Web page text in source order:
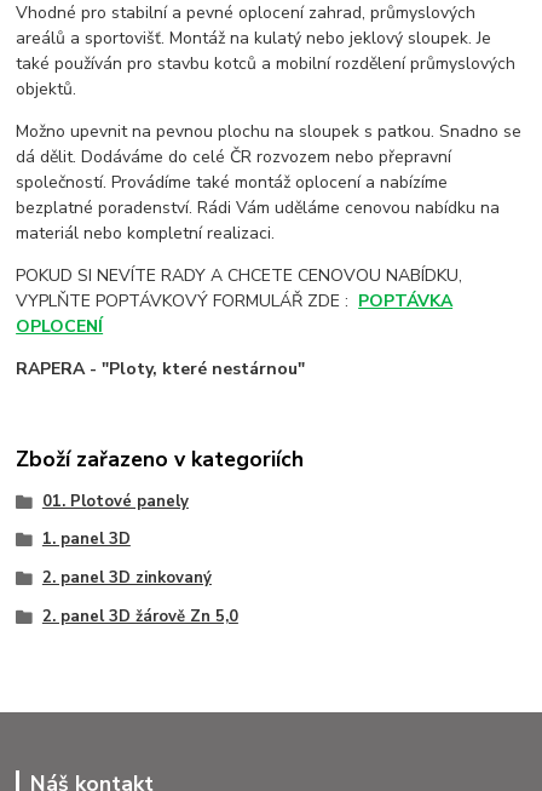
Vhodné pro stabilní a pevné oplocení zahrad, průmyslových
areálů a sportovišť. Montáž na kulatý nebo jeklový sloupek. Je
také používán pro stavbu kotců a mobilní rozdělení průmyslových
objektů.
Možno upevnit na pevnou plochu na sloupek s patkou. Snadno se
dá dělit. Dodáváme do celé ČR rozvozem nebo přepravní
společností. Provádíme také montáž oplocení a nabízíme
bezplatné poradenství. Rádi Vám uděláme cenovou nabídku na
materiál nebo kompletní realizaci.
POKUD SI NEVÍTE RADY A CHCETE CENOVOU NABÍDKU,
VYPLŇTE POPTÁVKOVÝ FORMULÁŘ ZDE : POPTÁVKA
OPLOCENÍ
RAPERA - "Ploty, které nestárnou"
Zboží zařazeno v kategoriích
01. Plotové panely
1. panel 3D
2. panel 3D zinkovaný
2. panel 3D žárově Zn 5,0
Náš kontakt